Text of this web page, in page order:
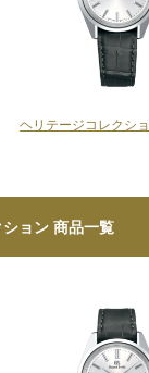
ヘリテージコレクシ
ョン 商品一覧